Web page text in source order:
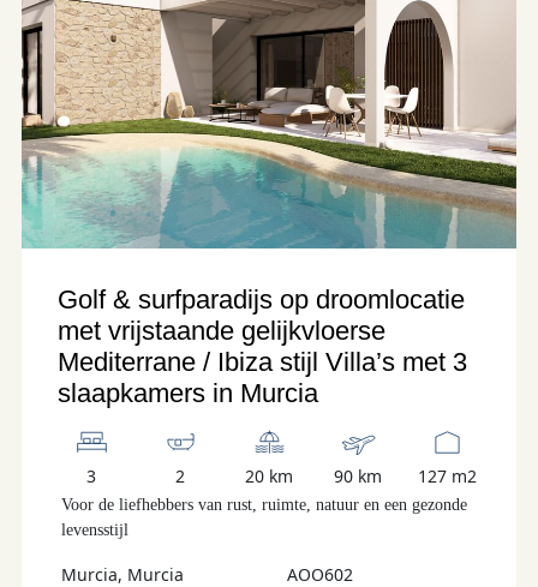
Golf & surfparadijs op droomlocatie
met vrijstaande gelijkvloerse
Mediterrane / Ibiza stijl Villa’s met 3
slaapkamers in Murcia
3 2 20 km 90 km 127 m2
Voor de liefhebbers van rust, ruimte, natuur en een gezonde
levensstijl
Murcia, Murcia AOO602